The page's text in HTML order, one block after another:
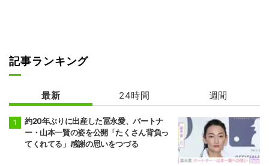
記事ランキング
最新 24時間 週間
約20年ぶりに出産した冨永愛、パートナ
ー・山本一賢の姿を公開「たくさん背負っ
てくれてる」感謝の思いをつづる